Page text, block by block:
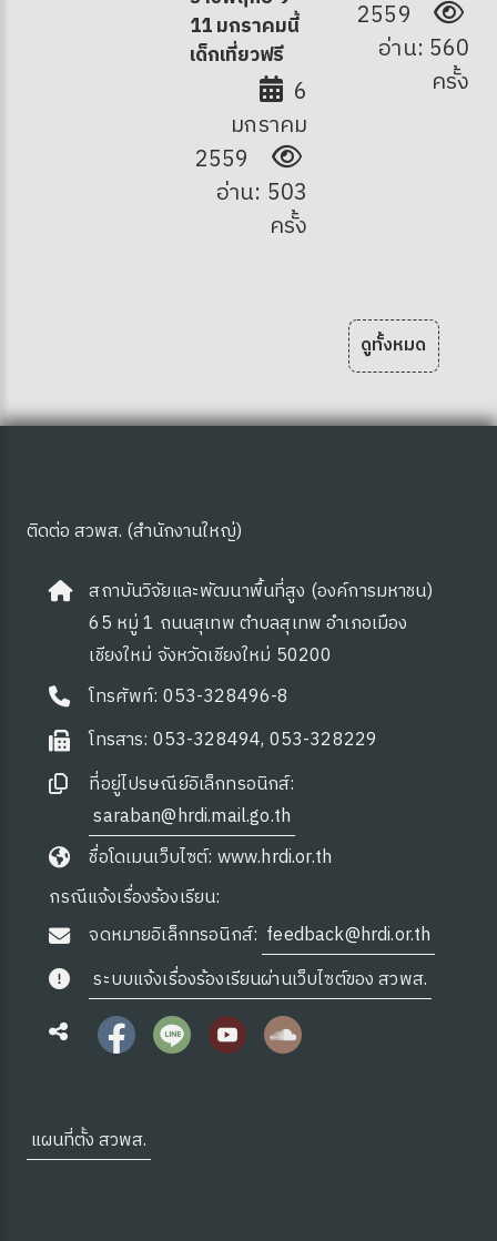
11 มกราคมนี้
เด็กเที่ยวฟรี
6
มกราคม
2559
อ่าน: 503
ครั้ง
2559
อ่าน: 560
ครั้ง
ดูทั้งหมด
ติดต่อ สวพส. (สำนักงานใหญ่)
สถาบันวิจัยและพัฒนาพื้นที่สูง (องค์การมหาชน)
65 หมู่ 1 ถนนสุเทพ ตำบลสุเทพ อำเภอเมือง
เชียงใหม่ จังหวัดเชียงใหม่ 50200
โทรศัพท์: 053-328496-8
โทรสาร: 053-328494, 053-328229
ที่อยู่ไปรษณีย์อิเล็กทรอนิกส์:
saraban@hrdi.mail.go.th
ชื่อโดเมนเว็บไซต์: www.hrdi.or.th
กรณีแจ้งเรื่องร้องเรียน:
จดหมายอิเล็กทรอนิกส์: feedback@hrdi.or.th
ระบบแจ้งเรื่องร้องเรียนผ่านเว็บไซต์ของ สวพส.
แผนที่ตั้ง สวพส.